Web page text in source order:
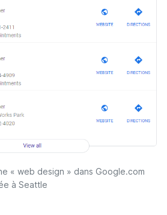
« web design » dans Google.com
à Seattle